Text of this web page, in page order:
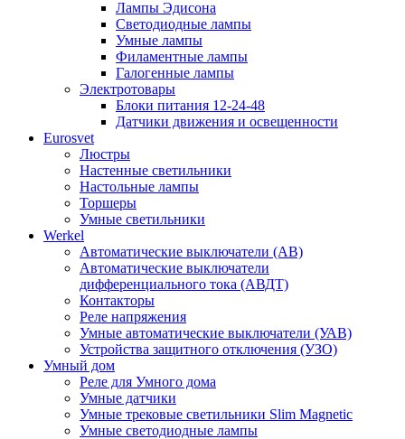
Лампы Эдисона
Светодиодные лампы
Умные лампы
Филаментные лампы
Галогенные лампы
Электротовары
Блоки питания 12-24-48
Датчики движения и освещенности
Eurosvet
Люстры
Настенные светильники
Настольные лампы
Торшеры
Умные светильники
Werkel
Автоматические выключатели (АВ)
Автоматические выключатели
дифференциального тока (АВДТ)
Контакторы
Реле напряжения
Умные автоматические выключатели (УАВ)
Устройства защитного отключения (УЗО)
Умный дом
Реле для Умного дома
Умные датчики
Умные трековые светильники Slim Magnetic
Умные светодиодные лампы